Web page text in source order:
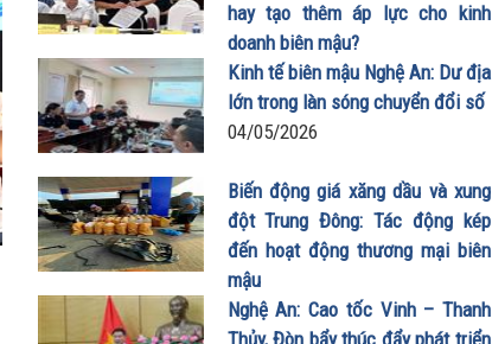
hay tạo thêm áp lực cho kinh
doanh biên mậu?
12/05/2026
Kinh tế biên mậu Nghệ An: Dư địa
lớn trong làn sóng chuyển đổi số
04/05/2026
Biến động giá xăng dầu và xung
đột Trung Đông: Tác động kép
đến hoạt động thương mại biên
mậu
26/03/2026
Nghệ An: Cao tốc Vinh – Thanh